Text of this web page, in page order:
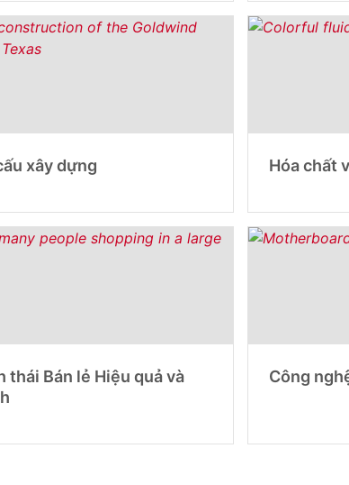
xây dựng Hóa chất
thái Bán lẻ Hiệu quả và
Công